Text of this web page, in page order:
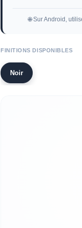
🌐 Sur Android,
FINITIONS DISPONIBLES
Noir